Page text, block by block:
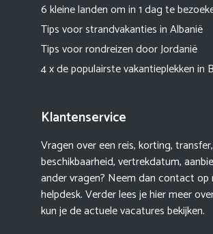
6 kleine landen om in 1 dag te
Tips voor strandvakanties in Albanië
Tips voor rondreizen door Jordanië
4 x de populairste vakantieplekken in
Klantenservice
Vragen over een reis, korting, transfer,
beschikbaarheid, vertrekdatum,
ander vragen? Neem dan contact
helpdesk. Verder lees je hier meer
kun je de actuelevacaturesbekijken.